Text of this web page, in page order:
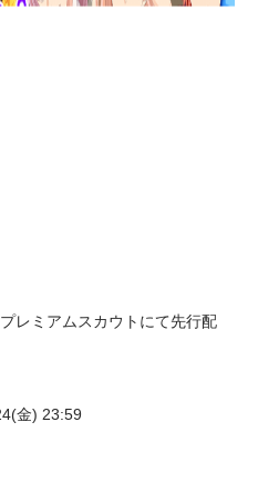
レミアムスカウトにて先行配
金) 23:59